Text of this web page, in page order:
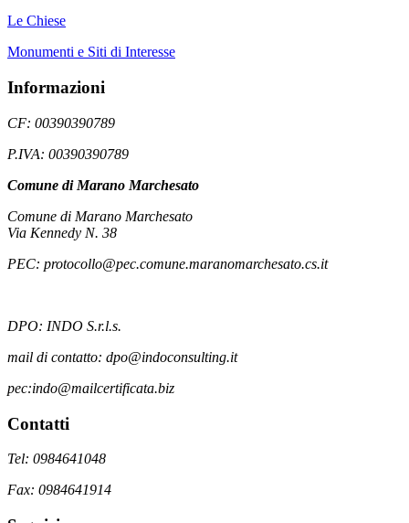
Le Chiese
Monumenti e Siti di Interesse
Informazioni
CF: 00390390789
P.IVA: 00390390789
Comune di Marano Marchesato
Comune di Marano Marchesato
Via Kennedy N. 38
PEC: protocollo@pec.comune.maranomarchesato.cs.it
DPO: INDO S.r.l.s.
mail di contatto: dpo@indoconsulting.it
pec:indo@mailcertificata.biz
Contatti
Tel: 0984641048
Fax: 0984641914